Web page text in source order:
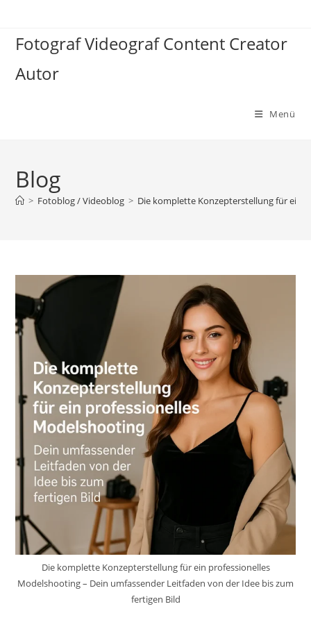
springen
Fotograf Videograf Content Creator
Autor
Menü
Blog
> Fotoblog / Videoblog > Die komplette Konzepterstellung für ein
Die komplette Konzepterstellung für ein professionelles
Modelshooting – Dein umfassender Leitfaden von der Idee bis zum
fertigen Bild